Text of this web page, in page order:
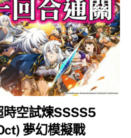
時空試煉SSSS5
夢幻模擬戰